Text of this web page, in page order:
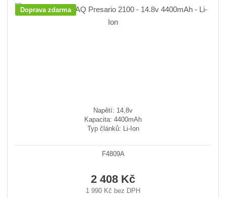
Doprava zdarma
Napětí: 14,8v
Kapacita: 4400mAh
Typ článků: Li-Ion
F4809A
2 408 Kč
1 990 Kč bez DPH